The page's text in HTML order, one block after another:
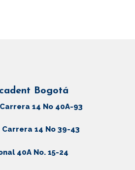
Bogotá
14 No 40A-93
Carrera 14 No 39-43
40A No. 15-24